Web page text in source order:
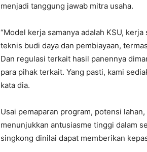
menjadi tanggung jawab mitra usaha.
“Model kerja samanya adalah KSU,
teknis budi daya dan pembiayaan,
Dan regulasi terkait hasil panennya
para pihak terkait. Yang pasti, kami
kata dia.
Usai pemaparan program, potensi
menunjukkan antusiasme tinggi dalam
singkong dinilai dapat memberikan